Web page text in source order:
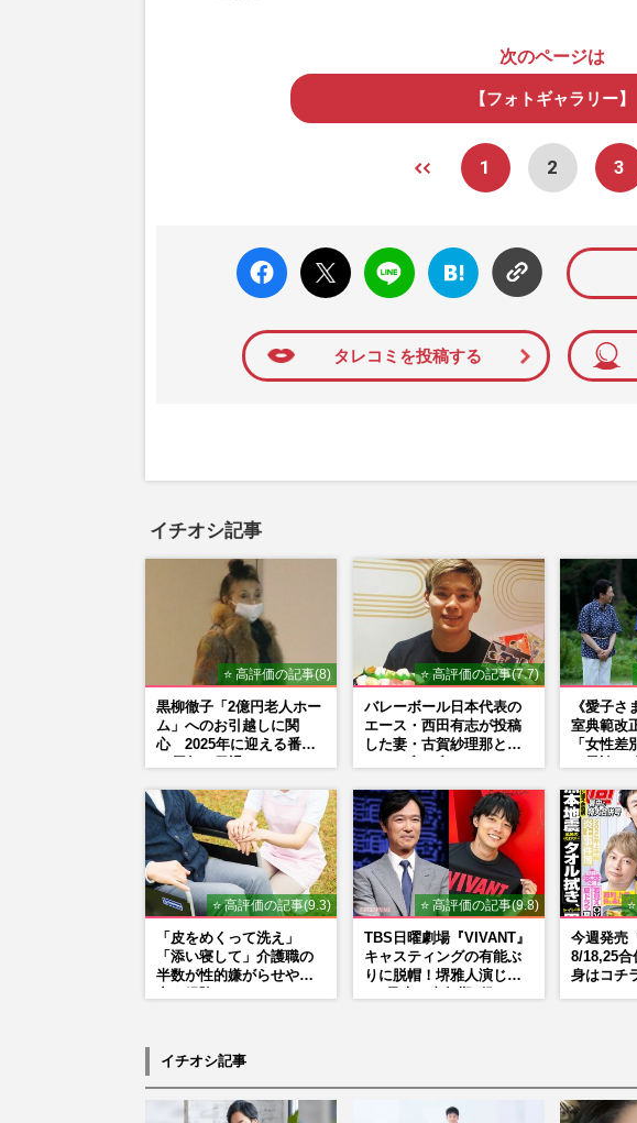
次のページは
【フォトギャラリー】
1 2 3
faceboo
k いい
ね
X ポス
ト
LINE
はてな
ブック
マーク
タレコミを投稿する
イチオシ記事
⭐ 高評価の記事(8)
黒柳徹子「2億円老人ホー
ム」へのお引越しに関
心 2025年に迎える番組
⭐ 高評価の記事(7.7)
バレーボール日本代表の
エース・西田有志が投稿
した妻・古賀紗理那と
「空気読んで」ネット上
で批判殺到の理由
《愛子さ
室典範改
「女性差
⭐ 高評価の記事(9.3)
「皮をめくって洗え」
「添い寝して」介護職の
半数が性的嫌がらせや暴
⭐ 高評価の記事(9.8)
TBS日曜劇場『VIVANT』
キャスティングの有能ぶ
りに脱帽！堺雅人演じ
今週発売
8/18,25合
身はコチ
イチオシ記事